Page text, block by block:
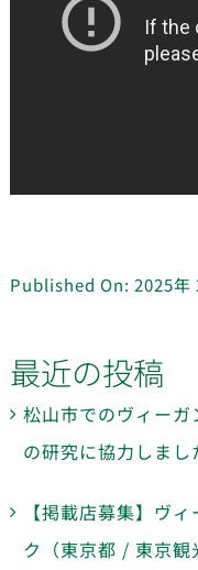
Published On: 2025年
最近の投稿
松山市でのヴィー
の研究に協力しまし
【掲載店募集】ヴ
ク（東京都 / 東京観